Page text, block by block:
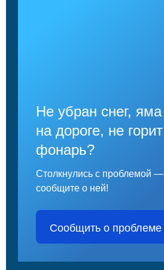
Не убран снег, яма
на дороге, не горит
фонарь?
Столкнулись с проблемой —
сообщите о ней!
Сообщить о проблеме